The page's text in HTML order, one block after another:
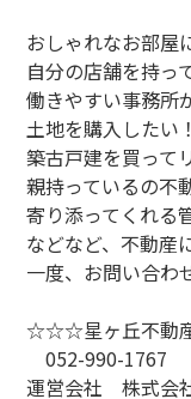
おしゃれなお部屋
自分の店舗を持っ
働きやすい事務所
土地を購入したい！
築古戸建を買って
親持っているの不
寄り添ってくれる
などなど、不動産
一度、お問い合わ
☆☆☆星ヶ丘不
052-990-1767
運営会社 株式会